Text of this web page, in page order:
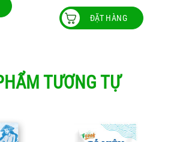
ĐẶT HÀNG
TƯƠNG TỰ